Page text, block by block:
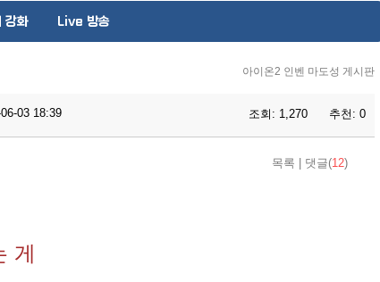
강화 Live 방송
아이온2 인벤 마도성 게시판
03 18:39 조회: 1,270 추천: 0
목록 댓글(12)
게